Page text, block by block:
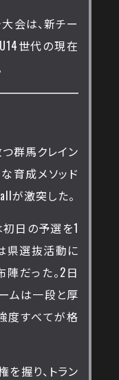
会は、新チー
世代の現在
群馬クレイン
育成メソッド
が激突した。
初日の予選を1
県選抜活動に
だった。2日
ムは一段と厚
度すべてが格
握り、トラン